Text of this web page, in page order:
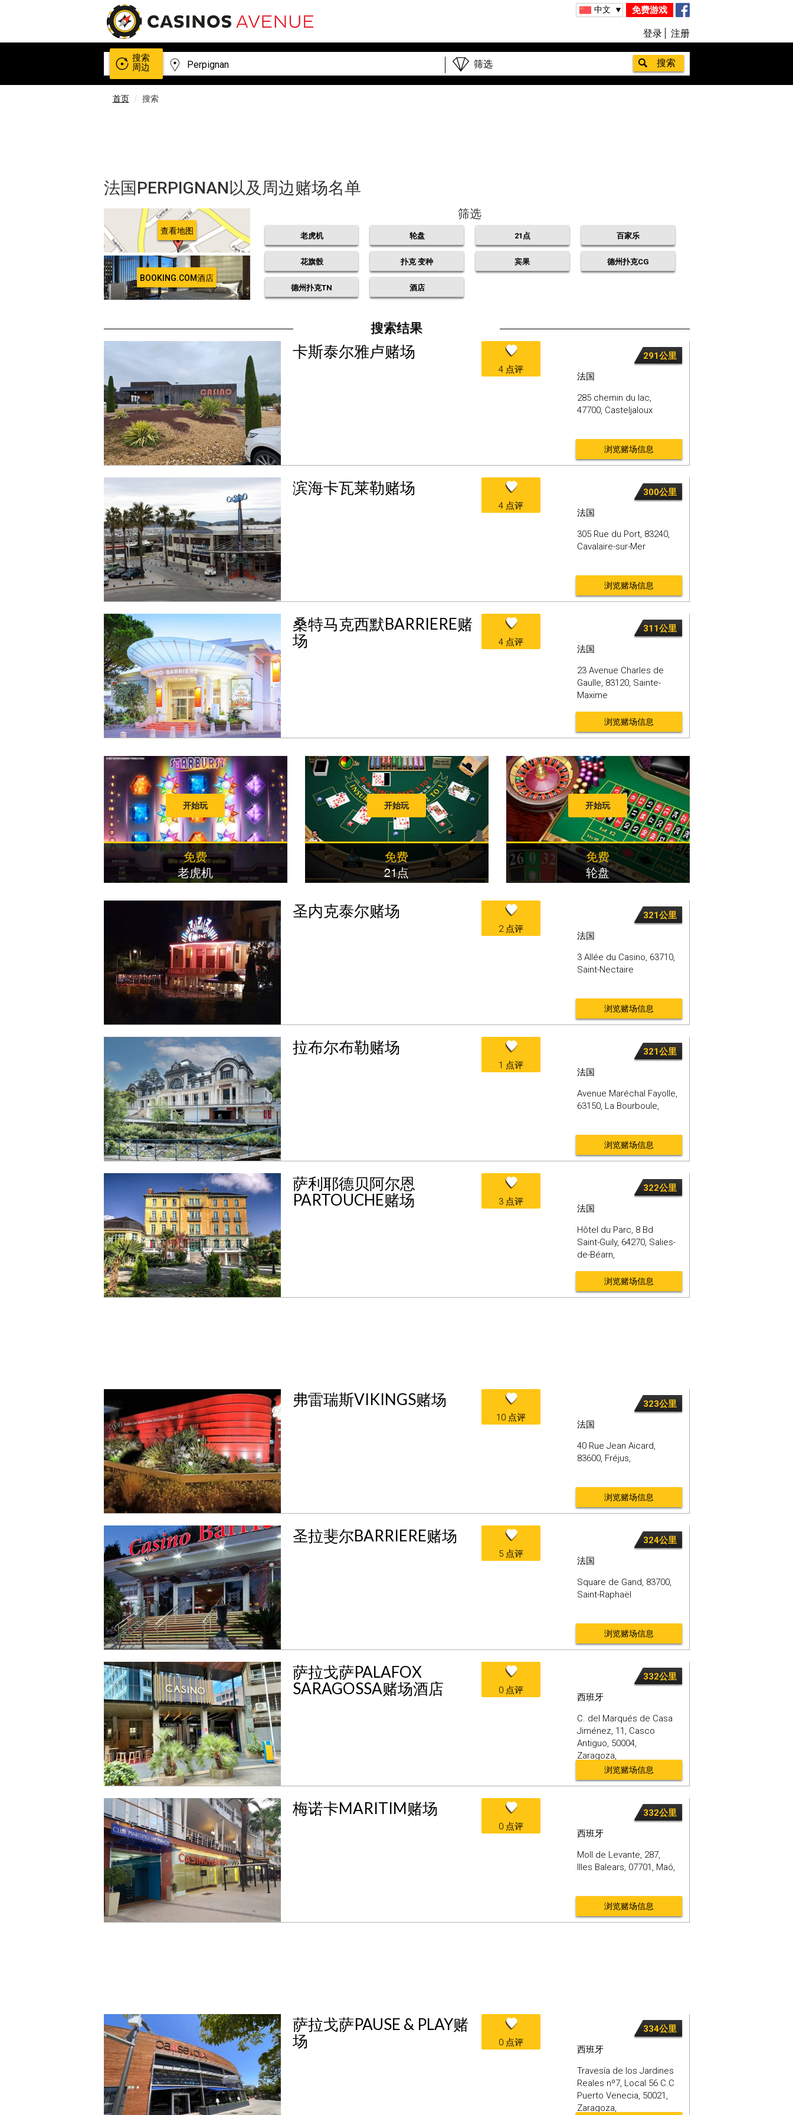
免费游戏
中文
登录 注册
搜索
周边
首页 搜索
法国PERPIGNAN以及周边赌场名单
查看地图
BOOKING.COM酒店
筛选
老虎机 轮盘 21点 百家乐
花旗骰 扑克 变种 宾果 德州扑克CG
德州扑克TN 酒店
搜索结果
卡斯泰尔雅卢赌场
4 点评
法国
285 chemin du lac,
47700, Casteljaloux
浏览赌场信息
291公里
滨海卡瓦莱勒赌场
4 点评
法国
305 Rue du Port, 83240,
Cavalaire-sur-Mer
浏览赌场信息
300公里
桑特马克西默BARRIERE赌
场
4 点评
法国
23 Avenue Charles de
Gaulle, 83120, Sainte-
Maxime
浏览赌场信息
311公里
免费
老虎机
开始玩
免费
21点
开始玩
免费
轮盘
开始玩
圣内克泰尔赌场
2 点评
法国
3 Allée du Casino, 63710,
Saint-Nectaire
浏览赌场信息
321公里
拉布尔布勒赌场
1 点评
法国
Avenue Maréchal Fayolle,
63150, La Bourboule,
浏览赌场信息
321公里
萨利耶德贝阿尔恩
PARTOUCHE赌场
3 点评
法国
Hôtel du Parc, 8 Bd
Saint-Guily, 64270, Salies-
de-Béarn,
浏览赌场信息
322公里
弗雷瑞斯VIKINGS赌场
10 点评
法国
40 Rue Jean Aicard,
83600, Fréjus,
浏览赌场信息
323公里
圣拉斐尔BARRIERE赌场
5 点评
法国
Square de Gand, 83700,
Saint-Raphaël
浏览赌场信息
324公里
萨拉戈萨PALAFOX
SARAGOSSA赌场酒店
0 点评
西班牙
C. del Marqués de Casa
Jiménez, 11, Casco
Antiguo, 50004,
Zaragoza,
浏览赌场信息
332公里
梅诺卡MARITIM赌场
0 点评
西班牙
Moll de Levante, 287,
Illes Balears, 07701, Maó,
浏览赌场信息
332公里
萨拉戈萨PAUSE & PLAY赌
场
0 点评
西班牙
Travesía de los Jardines
Reales nº7, Local 56 C.C
Puerto Venecia, 50021,
Zaragoza,
334公里